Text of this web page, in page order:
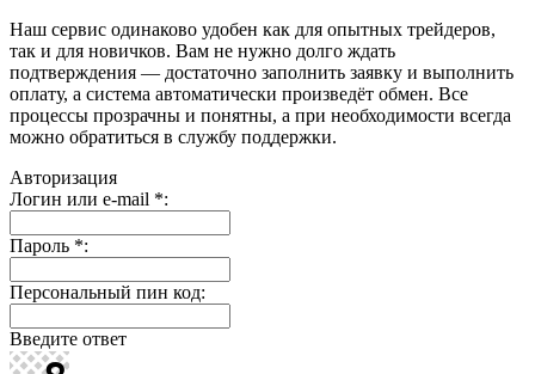
Наш сервис одинаково удобен как для опытных трейдеров,
так и для новичков. Вам не нужно долго ждать
подтверждения — достаточно заполнить заявку и выполнить
оплату, а система автоматически произведёт обмен. Все
процессы прозрачны и понятны, а при необходимости всегда
можно обратиться в службу поддержки.
Авторизация
Логин или e-mail *:
Пароль *:
Персональный пин код:
Введите ответ